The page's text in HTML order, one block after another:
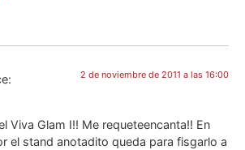
2 de noviembre de 2011 a las 16:00
Viva Glam I!! Me requeteencanta!! En
el stand anotadito queda para fisgarlo a